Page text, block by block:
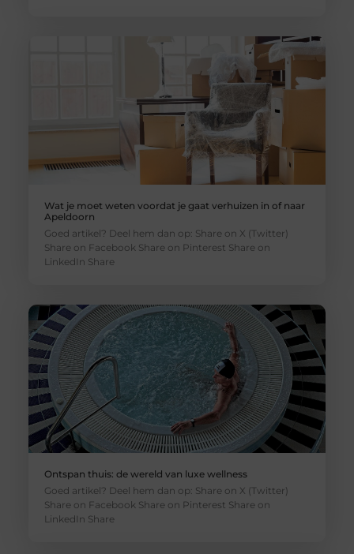
Wat je moet weten voordat je gaat verhuizen in of naar
Apeldoorn
Goed artikel? Deel hem dan op: Share on X (Twitter)
Share on Facebook Share on Pinterest Share on
LinkedIn Share
Ontspan thuis: de wereld van luxe wellness
Goed artikel? Deel hem dan op: Share on X (Twitter)
Share on Facebook Share on Pinterest Share on
LinkedIn Share